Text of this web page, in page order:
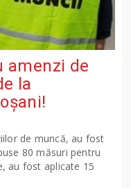
amenzi de
la
de muncă, au fost
80 măsuri pentru
au fost aplicate 15